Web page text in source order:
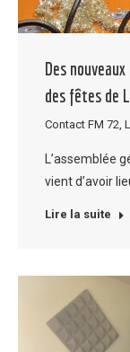
Des
des fêtes de
Contact FM 72
L’assemblée
vient d’avoir
Lire la suite